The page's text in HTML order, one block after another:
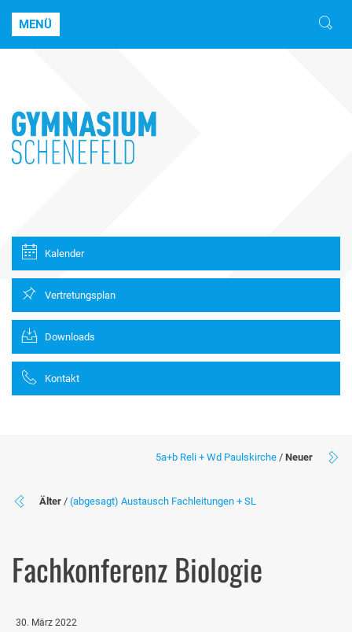
MENÜ
Kalender
Vertretungsplan
Downloads
Kontakt
5a+b Reli + Wd Paulskirche / Neuer
Älter / (abgesagt) Austausch Fachleitungen + SL
Fachkonferenz Biologie
30. März 2022